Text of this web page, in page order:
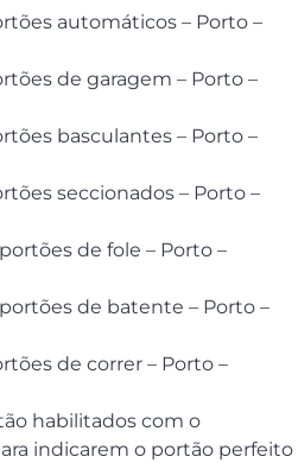
automáticos – Porto –
de garagem – Porto –
basculantes – Porto –
seccionados – Porto –
de fole – Porto –
de batente – Porto –
de correr – Porto –
habilitados com o
indicarem o portão perfeito